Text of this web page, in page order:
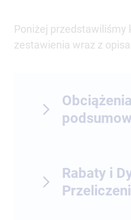
Poniżej
zestawienia wraz z
Rabaty i